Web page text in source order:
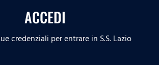
ACCEDI
credenziali per entrare in S.S. Lazio